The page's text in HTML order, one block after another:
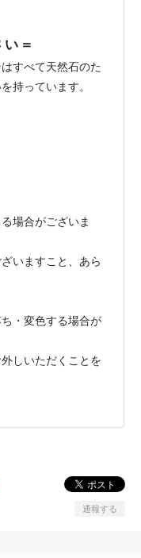
＝
すべて天然石のた
持っています。
場合がございま
いますこと、あら
・変色する場合が
しいただくことを
通報する